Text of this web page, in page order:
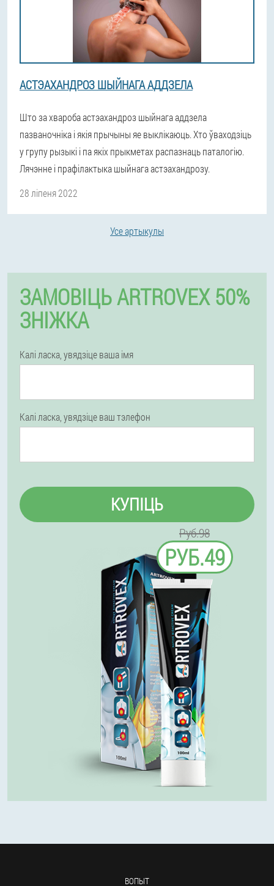
АСТЭАХАНДРОЗ ШЫЙНАГА АДДЗЕЛА
Што за хвароба астэахандроз шыйнага аддзела
пазваночніка і якія прычыны яе выклікаюць. Хто ўваходзіць
у групу рызыкі і па якіх прыкметах распазнаць паталогію.
Лячэнне і прафілактыка шыйнага астэахандрозу.
28 ліпеня 2022
Усе артыкулы
ЗАМОВІЦЬ ARTROVEX 50%
ЗНІЖКА
Калі ласка, увядзіце ваша імя
Калі ласка, увядзіце ваш тэлефон
КУПІЦЬ
Руб.98
РУБ.49
ВОПЫТ